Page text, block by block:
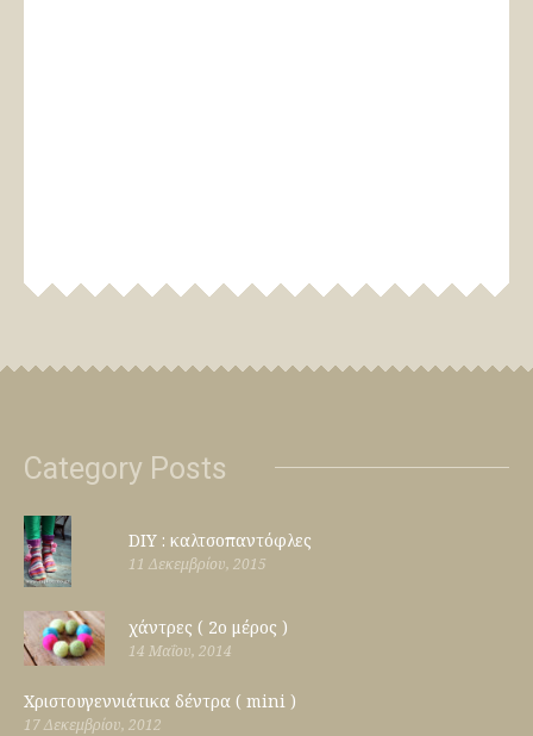
Category Posts
DIY : καλτσοπαντόφλες
11 Δεκεμβρίου, 2015
χάντρες ( 2ο μέρος )
14 Μαΐου, 2014
Χριστουγεννιάτικα δέντρα ( mini )
17 Δεκεμβρίου, 2012